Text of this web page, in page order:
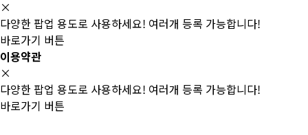
×
다양한 팝업 용도로 사용하세요! 여러개 등록 가능합니다!
바로가기 버튼
이용약관
×
다양한 팝업 용도로 사용하세요! 여러개 등록 가능합니다!
바로가기 버튼